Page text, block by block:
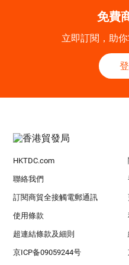
免費
立即訂閱，助
HKTDC.com
聯絡我們
訂閱商貿全接觸電郵通訊
使用條款
超連結條款及細則
京ICP备09059244号